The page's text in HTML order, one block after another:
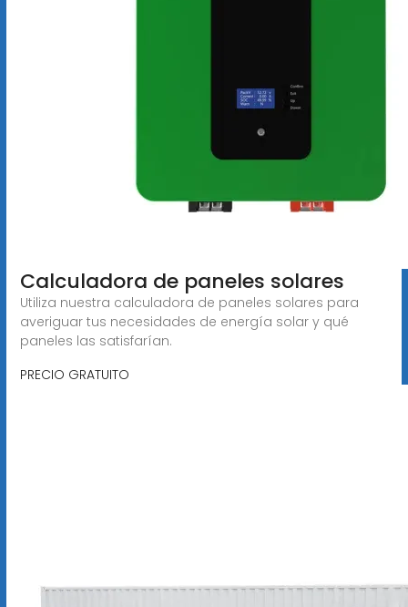
Calculadora de paneles solares
Utiliza nuestra calculadora de paneles solares para
averiguar tus necesidades de energía solar y qué
paneles las satisfarían.
PRECIO GRATUITO